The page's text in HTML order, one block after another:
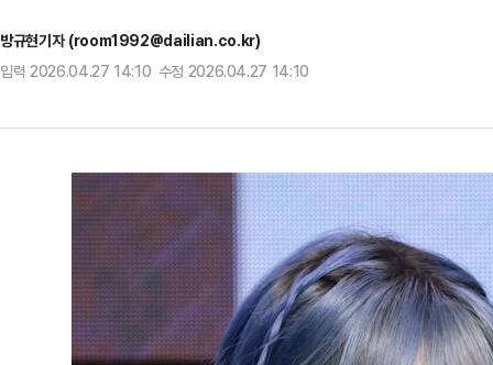
방규현기자 (room1992@dailian.co.kr)
입력 2026.04.27 14:10 수정 2026.04.27 14:10